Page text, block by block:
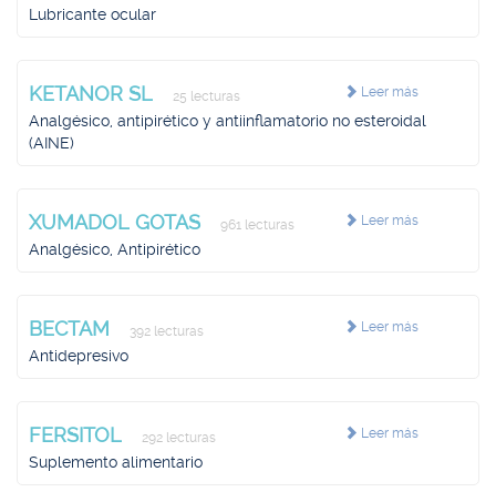
Lubricante ocular
Leer más
KETANOR SL 25 lecturas
Analgésico, antipirético y antiinflamatorio no esteroidal
(AINE)
Leer más
XUMADOL GOTAS 961 lecturas
Analgésico, Antipirético
Leer más
BECTAM 392 lecturas
Antidepresivo
Leer más
FERSITOL 292 lecturas
Suplemento alimentario